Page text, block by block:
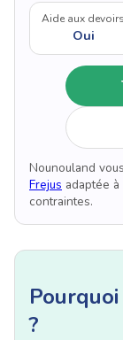
Aide aux devoirs
Oui
Nounouland
Frejus adaptée
contraintes.
?